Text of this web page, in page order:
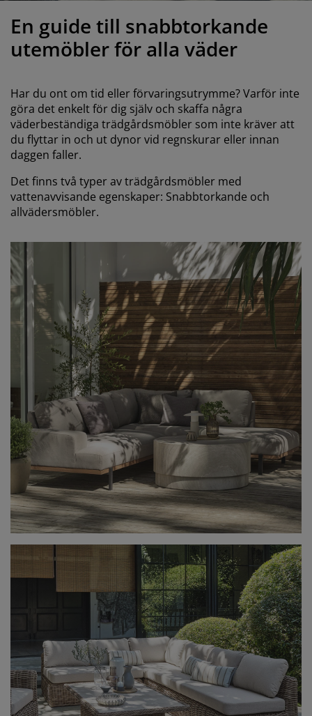
med förvaring
och sytråd
och stryk
En guide till snabbtorkande
utemöbler för alla väder
Har du ont om tid eller förvaringsutrymme? Varför inte
göra det enkelt för dig själv och skaffa några
väderbeständiga trädgårdsmöbler som inte kräver att
du flyttar in och ut dynor vid regnskurar eller innan
daggen faller.
Det finns två typer av trädgårdsmöbler med
vattenavvisande egenskaper: Snabbtorkande och
allvädersmöbler.